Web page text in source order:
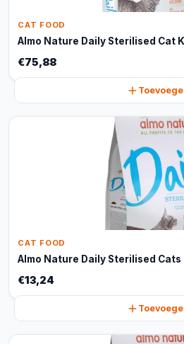
CAT FOOD
Almo Nature Daily Sterilised Cat
€75,88
CAT FOOD
Almo Nature Daily Sterilised Cats
€13,24